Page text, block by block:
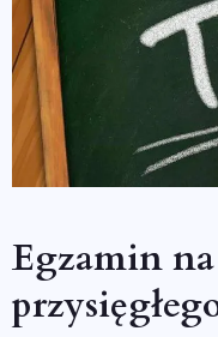
Egzamin na